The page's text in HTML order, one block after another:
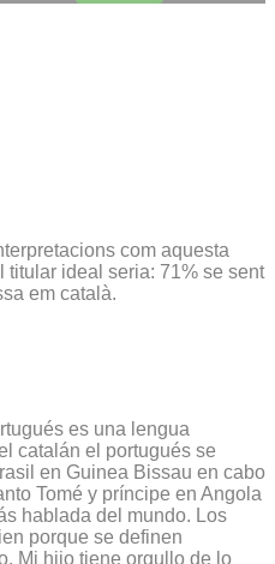
com aquesta
titular ideal seria: 71% se sent
em català.
es una lengua
catalán el portugués se
en Guinea Bissau en cabo
Tomé y príncipe en Angola
hablada del mundo. Los
porque se definen
Mi hijo tiene orgullo de lo